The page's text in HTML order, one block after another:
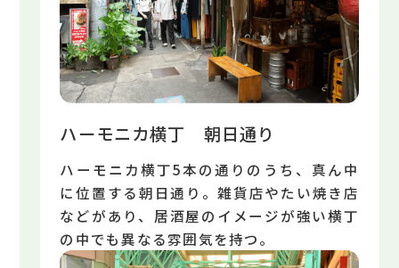
ハーモニカ横丁 朝日通り
ハーモニカ横丁5本の通りのうち、真ん中
に位置する朝日通り。雑貨店やたい焼き店
などがあり、居酒屋のイメージが強い横丁
の中でも異なる雰囲気を持つ。